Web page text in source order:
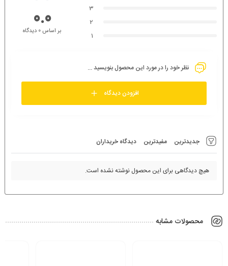
جدیدترین مفیدترین دیدگاه خریداران
هیچ دیدگاهی برای این محصول نوشته نشده است.
3
2
1
0.0بر اساس 0 دیدگاه
نظر خود را در مورد این محصول بنویسید ...
افزودن دیدگاه
محصولات مشابه